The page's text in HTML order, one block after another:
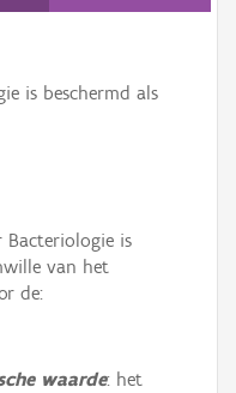
is beschermd als
is
van het
de:
waarde: het